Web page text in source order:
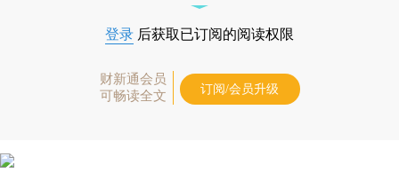
登录 后获取已订阅的阅读权限
财新通会员
可畅读全文
订阅/会员升级